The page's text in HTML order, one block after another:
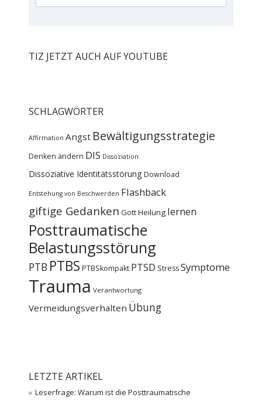
TIZ JETZT AUCH AUF YOUTUBE
SCHLAGWÖRTER
Affirmation Angst Bewältigungsstrategie
Denken ändern DIS Dissoziation
Dissoziative Identitätsstörung Download
Entstehung von Beschwerden Flashback
giftige Gedanken GottHeilung lernen
Posttraumatische
Belastungsstörung
PTB PTBS PTBSkompakt PTSD StressSymptome
Trauma Verantwortung
Vermeidungsverhalten Übung
LETZTE ARTIKEL
Leserfrage: Warum ist die Posttraumatische